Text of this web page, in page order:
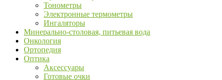
Тонометры
Электронные термометры
Ингаляторы
Минерально-столовая, питьевая вода
Онкология
Ортопедия
Оптика
Аксессуары
Готовые очки